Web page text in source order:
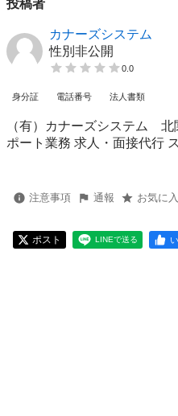
投稿者
カナーズシステム
性別非公開
0.0
身分証 電話番号 法人書類
（有）カナーズシステム
ポート業務 求人・面接代行
注意事項 通報 お気に
ポスト LINEで送る